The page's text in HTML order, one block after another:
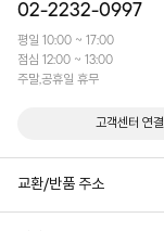
02-2232-0997
평일 10:00 ~ 17:00
점심 12:00 ~ 13:00
주말,공휴일 휴무
고객센터 연결
교환/반품 주소